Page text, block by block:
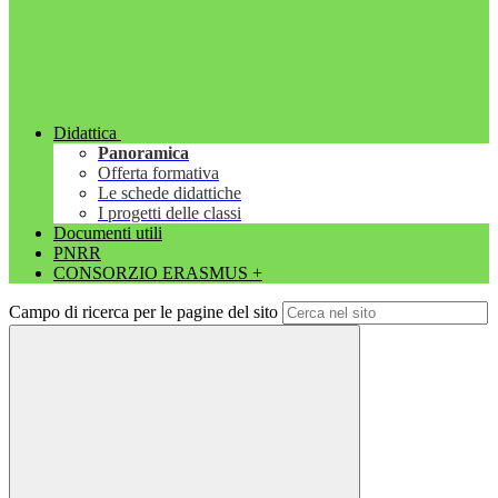
Didattica
Panoramica
Offerta formativa
Le schede didattiche
I progetti delle classi
Documenti utili
PNRR
CONSORZIO ERASMUS +
Campo di ricerca per le pagine del sito